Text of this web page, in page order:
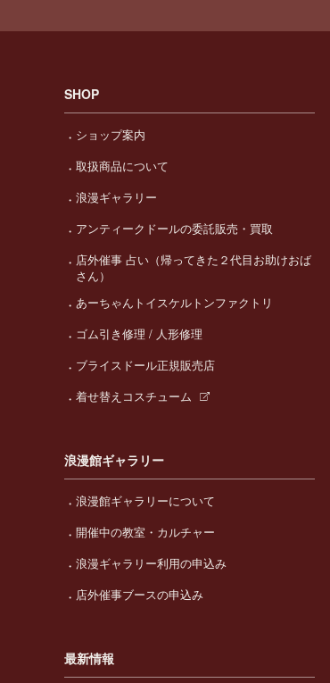
SHOP
ショップ案内
取扱商品について
浪漫ギャラリー
アンティークドールの委託販売・買取
店外催事 占い（帰ってきた２代目お助けおば
さん）
あーちゃんトイスケルトンファクトリ
ゴム引き修理 / 人形修理
ブライスドール正規販売店
着せ替えコスチューム
浪漫館ギャラリー
浪漫館ギャラリーについて
開催中の教室・カルチャー
浪漫ギャラリー利用の申込み
店外催事ブースの申込み
最新情報